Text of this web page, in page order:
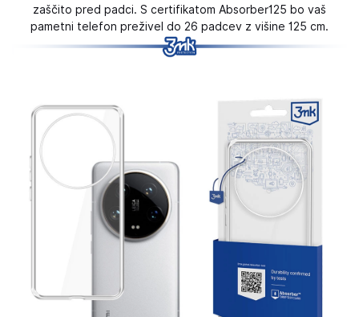
zaščito pred padci. S certifikatom Absorber125 bo vaš
pametni telefon preživel do 26 padcev z višine 125 cm.